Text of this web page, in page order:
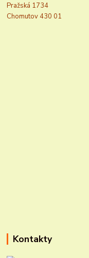
Pražská 1734
Chomutov 430 01
Kontakty